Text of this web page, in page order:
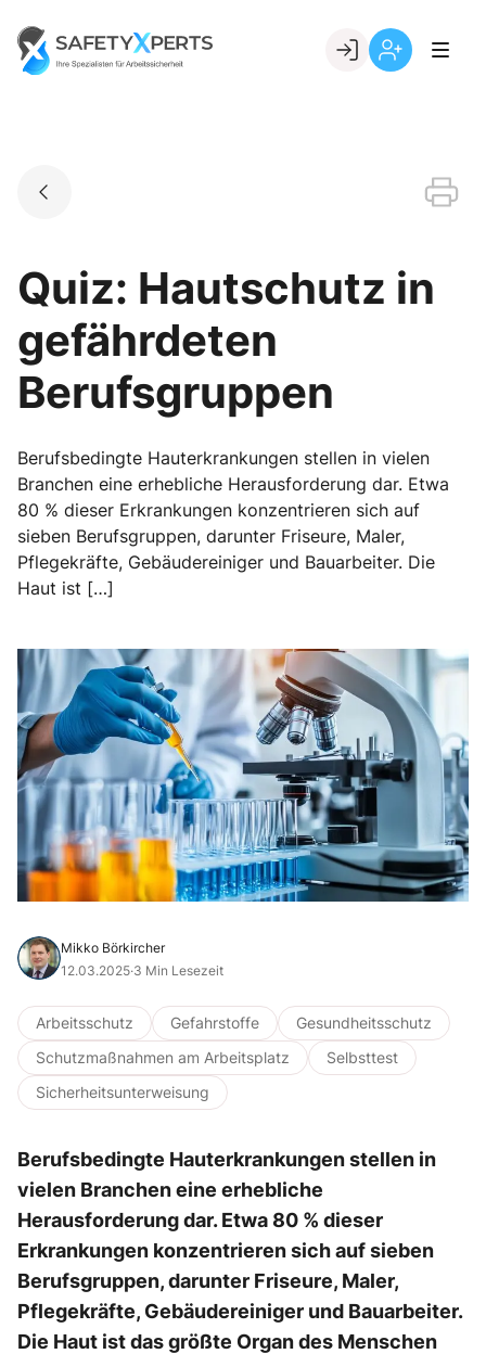
content
Go to landing page.
Quiz: Hautschutz in
gefährdeten
Berufsgruppen
Berufsbedingte Hauterkrankungen stellen in vielen
Branchen eine erhebliche Herausforderung dar. Etwa
80 % dieser Erkrankungen konzentrieren sich auf
sieben Berufsgruppen, darunter Friseure, Maler,
Pflegekräfte, Gebäudereiniger und Bauarbeiter. Die
Haut ist […]
Mikko Börkircher
12.03.2025·3 Min Lesezeit
Arbeitsschutz Gefahrstoffe
Gesundheitsschutz
Schutzmaßnahmen am Arbeitsplatz
Selbsttest
Sicherheitsunterweisung
Berufsbedingte Hauterkrankungen stellen in
vielen Branchen eine erhebliche
Herausforderung dar. Etwa 80 % dieser
Erkrankungen konzentrieren sich auf sieben
Berufsgruppen, darunter Friseure, Maler,
Pflegekräfte, Gebäudereiniger und Bauarbeiter.
Die Haut ist das größte Organ des Menschen